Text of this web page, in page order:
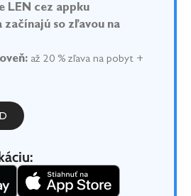
LEN cez appku
začínajú so zľavou na
až 20 % zľava na pobyt +